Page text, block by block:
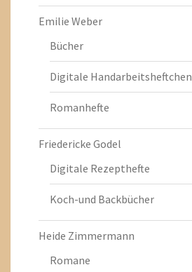
Emilie Weber
Bücher
Digitale Handarbeitsheftchen
Romanhefte
Friedericke Godel
Digitale Rezepthefte
Koch-und Backbücher
Heide Zimmermann
Romane